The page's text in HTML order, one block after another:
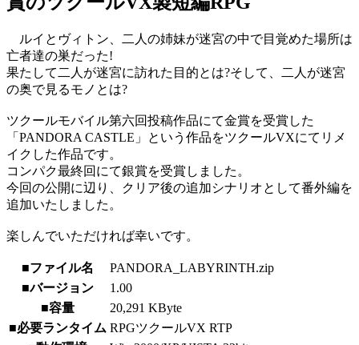
ルイとヴィトン、二人の姉妹が迷宮の中で目覚めた場所は
亡者達の巣だった!
果たして二人が迷宮に訪れた目的とは?そして、二人が迷宮
の奥で見るモノとは?
ツクールモバイル第六回投稿作品にて金賞を受賞した
「PANDORA CASTLE」という作品をツクールVXにてリメ
イクした作品です。
コンパク最終回にて銀賞を受賞しました。
今回の公開に辺り、クリア後の追加シナリオとして番外編を
追加いたしました。
楽しんでいただければ幸いです。
■ファイル名
PANDORA_LABYRINTH.zip
■バージョン
1.00
■容量
20,291 KByte
■必要ランタイム RPGツクールVX RTP